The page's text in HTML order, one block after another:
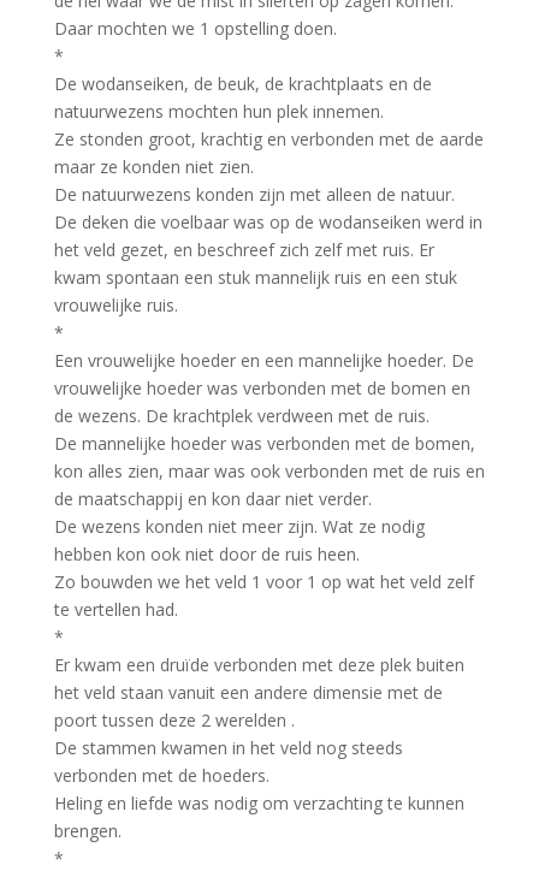
Daar mochten we 1 opstelling doen.
*
De wodanseiken, de beuk, de krachtplaats en de
natuurwezens mochten hun plek innemen.
Ze stonden groot, krachtig en verbonden met de aarde
maar ze konden niet zien.
De natuurwezens konden zijn met alleen de natuur.
De deken die voelbaar was op de wodanseiken werd in
het veld gezet, en beschreef zich zelf met ruis. Er
kwam spontaan een stuk mannelijk ruis en een stuk
vrouwelijke ruis.
*
Een vrouwelijke hoeder en een mannelijke hoeder. De
vrouwelijke hoeder was verbonden met de bomen en
de wezens. De krachtplek verdween met de ruis.
De mannelijke hoeder was verbonden met de bomen,
kon alles zien, maar was ook verbonden met de ruis en
de maatschappij en kon daar niet verder.
De wezens konden niet meer zijn. Wat ze nodig
hebben kon ook niet door de ruis heen.
Zo bouwden we het veld 1 voor 1 op wat het veld zelf
te vertellen had.
*
Er kwam een druïde verbonden met deze plek buiten
het veld staan vanuit een andere dimensie met de
poort tussen deze 2 werelden .
De stammen kwamen in het veld nog steeds
verbonden met de hoeders.
Heling en liefde was nodig om verzachting te kunnen
brengen.
*